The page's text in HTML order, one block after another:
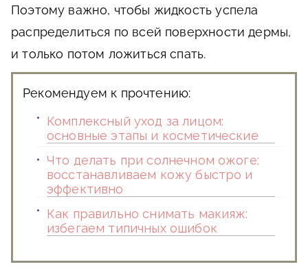
Поэтому важно, чтобы жидкость успела
распределиться по всей поверхности дермы,
и только потом ложиться спать.
Рекомендуем к прочтению:
Комплексный уход за лицом:
основные этапы и косметические
Что делать при солнечном ожоге:
восстанавливаем кожу быстро и
эффективно
Как правильно снимать макияж:
избегаем типичных ошибок